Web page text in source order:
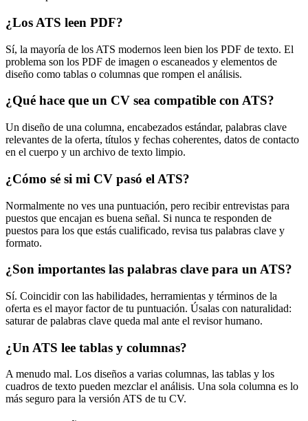
¿Los ATS leen PDF?
Sí, la mayoría de los ATS modernos leen bien los PDF de texto. El
problema son los PDF de imagen o escaneados y elementos de
diseño como tablas o columnas que rompen el análisis.
¿Qué hace que un CV sea compatible con ATS?
Un diseño de una columna, encabezados estándar, palabras clave
relevantes de la oferta, títulos y fechas coherentes, datos de contacto
en el cuerpo y un archivo de texto limpio.
¿Cómo sé si mi CV pasó el ATS?
Normalmente no ves una puntuación, pero recibir entrevistas para
puestos que encajan es buena señal. Si nunca te responden de
puestos para los que estás cualificado, revisa tus palabras clave y
formato.
¿Son importantes las palabras clave para un ATS?
Sí. Coincidir con las habilidades, herramientas y términos de la
oferta es el mayor factor de tu puntuación. Úsalas con naturalidad:
saturar de palabras clave queda mal ante el revisor humano.
¿Un ATS lee tablas y columnas?
A menudo mal. Los diseños a varias columnas, las tablas y los
cuadros de texto pueden mezclar el análisis. Una sola columna es lo
más seguro para la versión ATS de tu CV.